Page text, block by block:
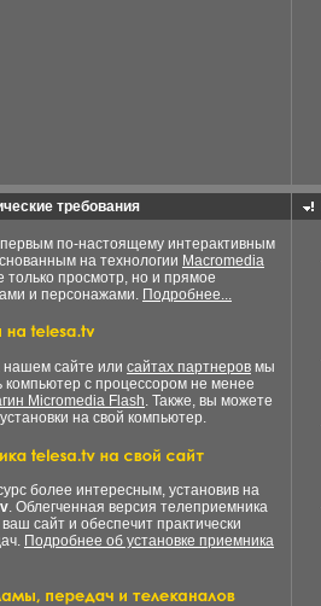
требования
по-настоящему интерактивным
на технологии Macromedia
только просмотр, но и прямое
и персонажами. Подробнее...
сайте или сайтах партнеров мы
компьютер с процессором не менее
Micromedia Flash. Также, вы можете
на свой компьютер.
более интересным, установив на
. Облегченная версия телеприемника
сайт и обеспечит практически
Подробнее об установке приемника